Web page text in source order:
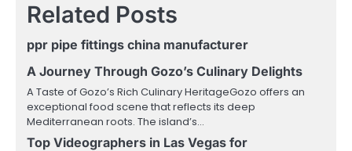
Related Posts
ppr pipe fittings china manufacturer
A Journey Through Gozo’s Culinary Delights
A Taste of Gozo’s Rich Culinary HeritageGozo offers an
exceptional food scene that reflects its deep
Mediterranean roots. The island’s…
Top Videographers in Las Vegas for